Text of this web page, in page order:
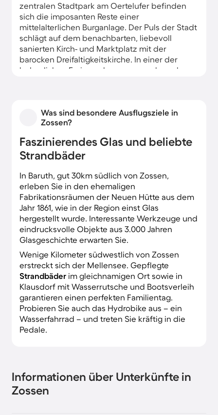
zentralen Stadtpark am Oertelufer befinden
sich die imposanten Reste einer
mittelalterlichen Burganlage. Der Puls der Stadt
schlägt auf dem benachbarten, liebevoll
sanierten Kirch- und Marktplatz mit der
barocken Dreifaltigkeitskirche. In einer der
behaglichen Ferienwohnungen rund um den
Was sind besondere Ausflugsziele in
Zossen?
Faszinierendes Glas und beliebte
Strandbäder
In Baruth, gut 30km südlich von Zossen,
erleben Sie in den ehemaligen
Fabrikationsräumen der Neuen Hütte aus dem
Jahr 1861, wie in der Region einst Glas
hergestellt wurde. Interessante Werkzeuge und
eindrucksvolle Objekte aus 3.000 Jahren
Glasgeschichte erwarten Sie.
Wenige Kilometer südwestlich von Zossen
erstreckt sich der Mellensee. Gepflegte
Strandbäder im gleichnamigen Ort sowie in
Klausdorf mit Wasserrutsche und Bootsverleih
garantieren einen perfekten Familientag.
Probieren Sie auch das Hydrobike aus – ein
Wasserfahrrad – und treten Sie kräftig in die
Pedale.
Informationen über Unterkünfte in
Zossen